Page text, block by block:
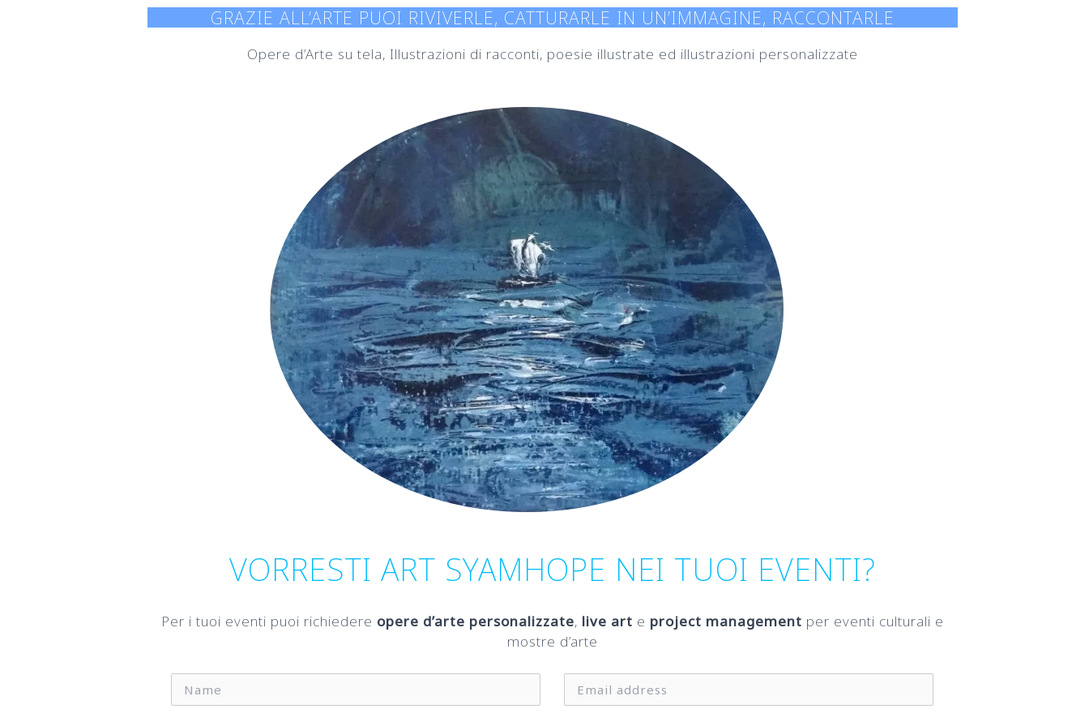
GRAZIE ALL’ARTE PUOI RIVIVERLE, CATTURARLE IN UN’IMMAGINE, RACCONTARLE
Opere d’Arte su tela, Illustrazioni di racconti, poesie illustrate ed illustrazioni personalizzate
VORRESTI ART SYAMHOPE NEI TUOI EVENTI?
Per i tuoi eventi puoi richiedere opere d’arte personalizzate, live art e project management per eventi culturali e
mostre d’arte